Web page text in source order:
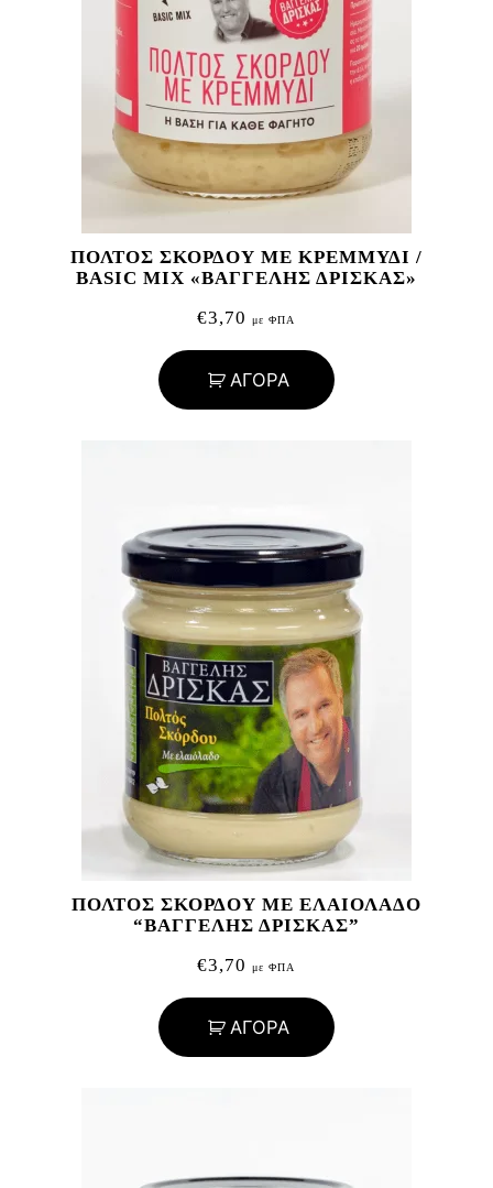
ΠΟΛΤΟΣ ΣΚΟΡΔΟΥ ΜΕ ΚΡΕΜΜΥΔΙ /
BASIC MIX «ΒΑΓΓΕΛΗΣ ΔΡΙΣΚΑΣ»
€3,70 με ΦΠΑ
ΑΓΟΡΑ
ΠΟΛΤΟΣ ΣΚΟΡΔΟΥ ΜΕ ΕΛΑΙΟΛΑΔΟ
“ΒΑΓΓΕΛΗΣ ΔΡΙΣΚΑΣ”
€3,70 με ΦΠΑ
ΑΓΟΡΑ